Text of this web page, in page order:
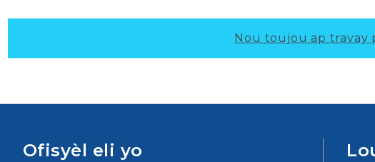
Nou toujou ap travay
Ofisyèl eli yo